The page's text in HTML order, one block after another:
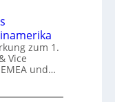
zum 1.
Vice
und…